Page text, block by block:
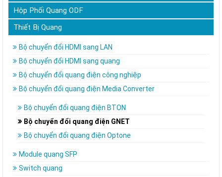
Hộp Phối Quang ODF
Thiết Bị Quang
Bộ chuyển đổi HDMI sang LAN
Bộ chuyển đổi HDMI sang quang
Bộ chuyển đổi quang điện công nghiệp
Bộ chuyển đổi quang điện Media Converter
Bộ chuyển đổi quang điện BTON
Bộ chuyển đổi quang điện GNET
Bộ chuyển đổi quang điện Optone
Module quang SFP
Switch quang